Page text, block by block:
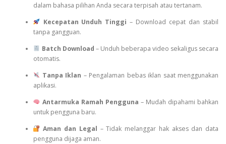
dalam bahasa pilihan Anda secara terpisah atau tertanam.
Kecepatan Unduh Tinggi – Download cepat dan stabil
tanpa gangguan.
Batch Download – Unduh beberapa video sekaligus secara
otomatis.
Tanpa Iklan – Pengalaman bebas iklan saat menggunakan
aplikasi.
Antarmuka Ramah Pengguna – Mudah dipahami bahkan
untuk pengguna baru.
Aman dan Legal – Tidak melanggar hak akses dan data
pengguna dijaga aman.